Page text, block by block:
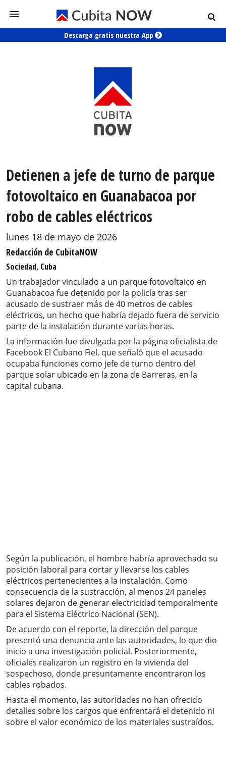
Descarga gratis nuestra App
Detienen a jefe de turno de parque
fotovoltaico en Guanabacoa por
robo de cables eléctricos
lunes 18 de mayo de 2026
Redacción de CubitaNOW
Sociedad, Cuba
Un trabajador vinculado a un parque fotovoltaico en
Guanabacoa fue detenido por la policía tras ser
acusado de sustraer más de 40 metros de cables
eléctricos, un hecho que habría dejado fuera de servicio
parte de la instalación durante varias horas.
La información fue divulgada por la página oficialista de
Facebook El Cubano Fiel, que señaló que el acusado
ocupaba funciones como jefe de turno dentro del
parque solar ubicado en la zona de Barreras, en la
capital cubana.
Según la publicación, el hombre habría aprovechado su
posición laboral para cortar y llevarse los cables
eléctricos pertenecientes a la instalación. Como
consecuencia de la sustracción, al menos 24 paneles
solares dejaron de generar electricidad temporalmente
para el Sistema Eléctrico Nacional (SEN).
De acuerdo con el reporte, la dirección del parque
presentó una denuncia ante las autoridades, lo que dio
inicio a una investigación policial. Posteriormente,
oficiales realizaron un registro en la vivienda del
sospechoso, donde presuntamente encontraron los
cables robados.
Hasta el momento, las autoridades no han ofrecido
detalles sobre los cargos que enfrentará el detenido ni
sobre el valor económico de los materiales sustraídos.